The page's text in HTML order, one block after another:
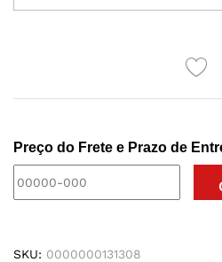
PULSE
INTT
quantidade
Preço do Frete e Prazo de
SKU: 0000000131308